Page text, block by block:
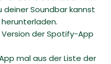
Soundbar kannst
der Spotify-App
mal aus der Liste der